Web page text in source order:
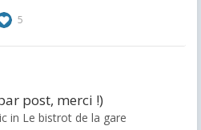
5
post, merci !)
in Le bistrot de la gare